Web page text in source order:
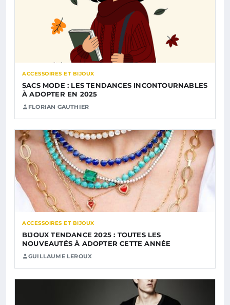
ACCESSOIRES ET BIJOUX
SACS MODE : LES TENDANCES INCONTOURNABLES
À ADOPTER EN 2025
FLORIAN GAUTHIER
ACCESSOIRES ET BIJOUX
BIJOUX TENDANCE 2025 : TOUTES LES
NOUVEAUTÉS À ADOPTER CETTE ANNÉE
GUILLAUME LEROUX